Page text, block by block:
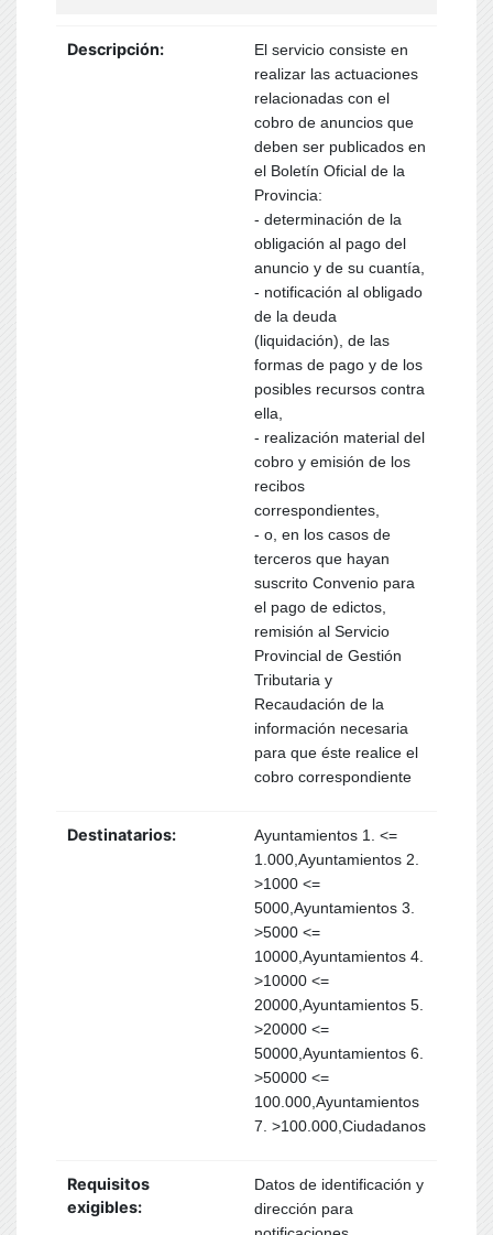
Descripción:
El servicio consiste en
realizar las actuaciones
relacionadas con el
cobro de anuncios que
deben ser publicados en
el Boletín Oficial de la
Provincia:
- determinación de la
obligación al pago del
anuncio y de su cuantía,
- notificación al obligado
de la deuda
(liquidación), de las
formas de pago y de los
posibles recursos contra
ella,
- realización material del
cobro y emisión de los
recibos
correspondientes,
- o, en los casos de
terceros que hayan
suscrito Convenio para
el pago de edictos,
remisión al Servicio
Provincial de Gestión
Tributaria y
Recaudación de la
información necesaria
para que éste realice el
cobro correspondiente
Destinatarios:
Ayuntamientos 1. <=
1.000,Ayuntamientos 2.
>1000 <=
5000,Ayuntamientos 3.
>5000 <=
10000,Ayuntamientos 4.
>10000 <=
20000,Ayuntamientos 5.
>20000 <=
50000,Ayuntamientos 6.
>50000 <=
100.000,Ayuntamientos
7. >100.000,Ciudadanos
Requisitos
exigibles:
Datos de identificación y
dirección para